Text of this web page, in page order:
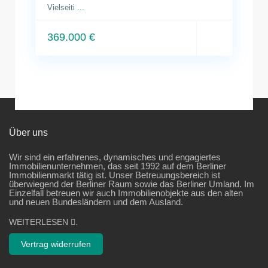
Vielseiti
369.000 €
Über uns
Wir sind ein erfahrenes, dynamisches und engagiertes
Immobilienunternehmen, das seit 1992 auf dem Berliner
Immobilienmarkt tätig ist. Unser Betreuungsbereich ist
überwiegend der Berliner Raum sowie das Berliner Umland. Im
Einzelfall betreuen wir auch Immobilienobjekte aus den alten
und neuen Bundesländern und dem Ausland.
WEITERLESEN
Vertrag widerrufen